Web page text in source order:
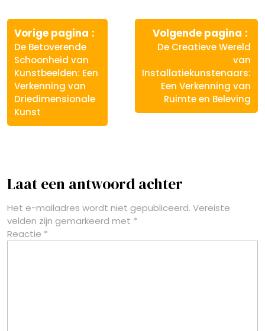
Berichtnavigatie
Vorige pagina
De Betoverende
Schoonheid van
Kunstbeelden: Een
Verkenning van
Driedimensionale
Kunst
Volgende pagina
De Creatieve Wereld
van
Installatiekunstenaars:
Een Verkenning van
Ruimte en Beleving
Laat een antwoord achter
Het e-mailadres wordt niet gepubliceerd. Vereiste
velden zijn gemarkeerd met *
Reactie *